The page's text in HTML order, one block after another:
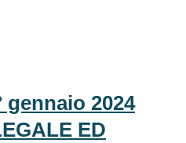
gennaio 2024
ED